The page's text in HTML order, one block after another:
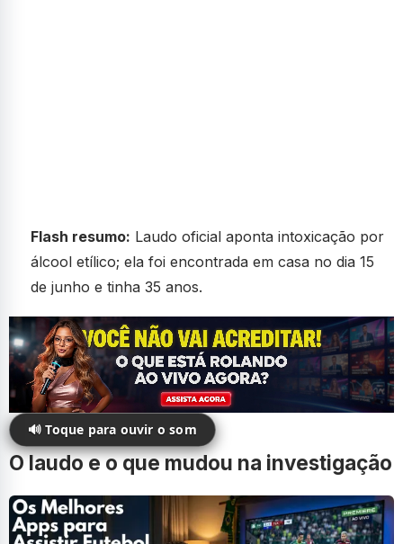
Flash resumo: Laudo oficial aponta intoxicação por
álcool etílico; ela foi encontrada em casa no dia 15
de junho e tinha 35 anos.
🔊 Toque para ouvir o som
O laudo e o que mudou na investigação